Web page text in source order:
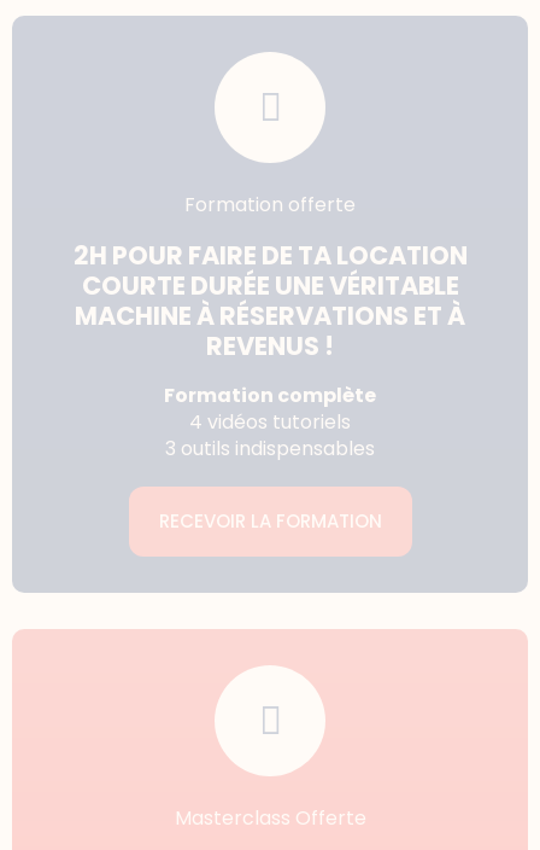
Formation offerte
2H POUR FAIRE DE TA LOCATION
COURTE DURÉE UNE VÉRITABLE
MACHINE À RÉSERVATIONS ET À
REVENUS !
Formation complète
4 vidéos tutoriels
3 outils indispensables
RECEVOIR LA FORMATION
Masterclass Offerte